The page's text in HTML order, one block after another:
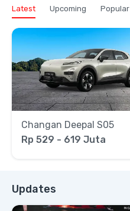
Latest Upcoming Popular
Changan Deepal S05
Rp 529 - 619 Juta
Updates